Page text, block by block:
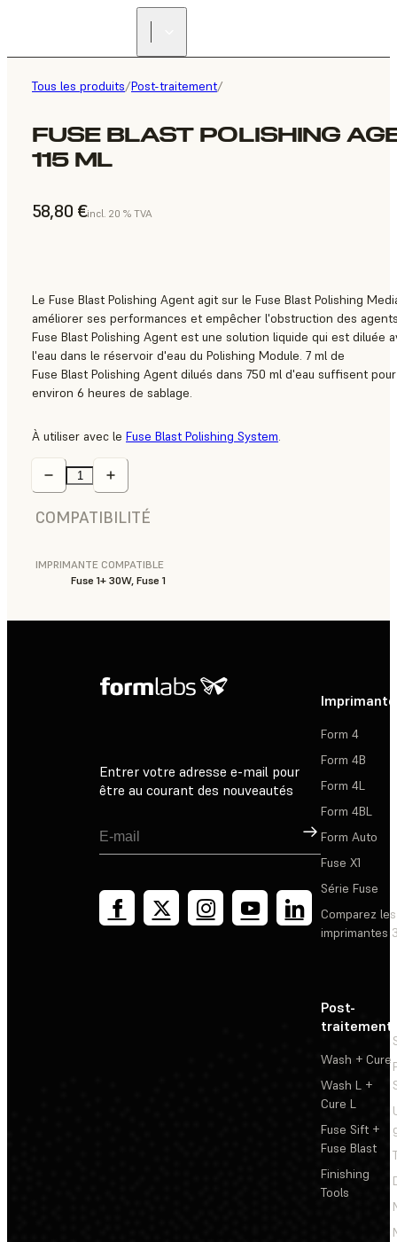
Tous les produits/Post-traitement/
FUSE BLAST POLISHING
115 ML
58,80 €incl. 20 % TVA
Le Fuse Blast Polishing Agent agit sur le Fuse Blast Polishing
améliorer ses performances et empêcher l'obstruction des
Fuse Blast Polishing Agent est une solution liquide qui est diluée
l'eau dans le réservoir d'eau du Polishing Module. 7 ml de
Fuse Blast Polishing Agent dilués dans 750 ml d'eau suffisent pour
environ 6 heures de sablage.
À utiliser avec le Fuse Blast Polishing System.
COMPATIBILITÉ
IMPRIMANTE COMPATIBLE
Fuse 1+ 30W, Fuse 1
Entrer votre adresse e-mail pour
être au courant des nouveautés
Inscription
Form 4
Form 4B
Form 4L
Form 4BL
Form Auto
Fuse X1
Série Fuse
Comparez les
imprimantes
Post-
traitement
Wash + Cure
Wash L +
Cure L
Fuse Sift +
Fuse Blast
Finishing
Tools